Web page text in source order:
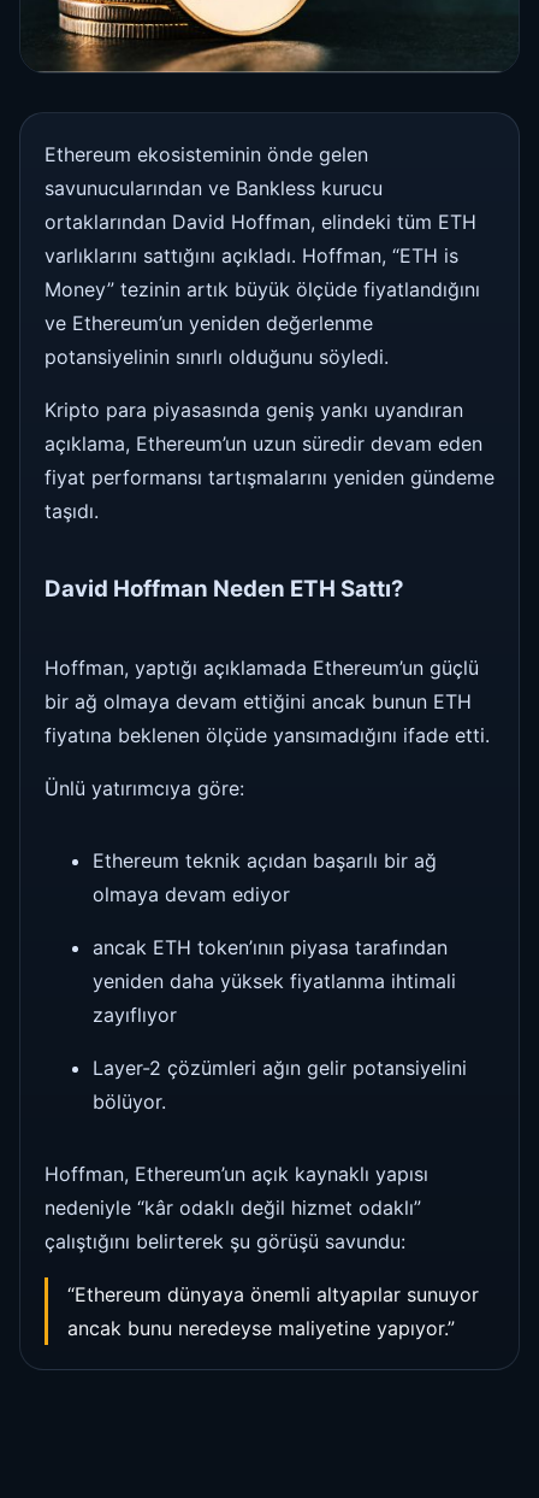
Ethereum ekosisteminin önde gelen
savunucularından ve Bankless kurucu
ortaklarından David Hoffman, elindeki tüm ETH
varlıklarını sattığını açıkladı. Hoffman, “ETH is
Money” tezinin artık büyük ölçüde fiyatlandığını
ve Ethereum’un yeniden değerlenme
potansiyelinin sınırlı olduğunu söyledi.
Kripto para piyasasında geniş yankı uyandıran
açıklama, Ethereum’un uzun süredir devam eden
fiyat performansı tartışmalarını yeniden gündeme
taşıdı.
David Hoffman Neden ETH Sattı?
Hoffman, yaptığı açıklamada Ethereum’un güçlü
bir ağ olmaya devam ettiğini ancak bunun ETH
fiyatına beklenen ölçüde yansımadığını ifade etti.
Ünlü yatırımcıya göre:
Ethereum teknik açıdan başarılı bir ağ
olmaya devam ediyor
ancak ETH token’ının piyasa tarafından
yeniden daha yüksek fiyatlanma ihtimali
zayıflıyor
Layer-2 çözümleri ağın gelir potansiyelini
bölüyor.
Hoffman, Ethereum’un açık kaynaklı yapısı
nedeniyle “kâr odaklı değil hizmet odaklı”
çalıştığını belirterek şu görüşü savundu:
“Ethereum dünyaya önemli altyapılar sunuyor
ancak bunu neredeyse maliyetine yapıyor.”